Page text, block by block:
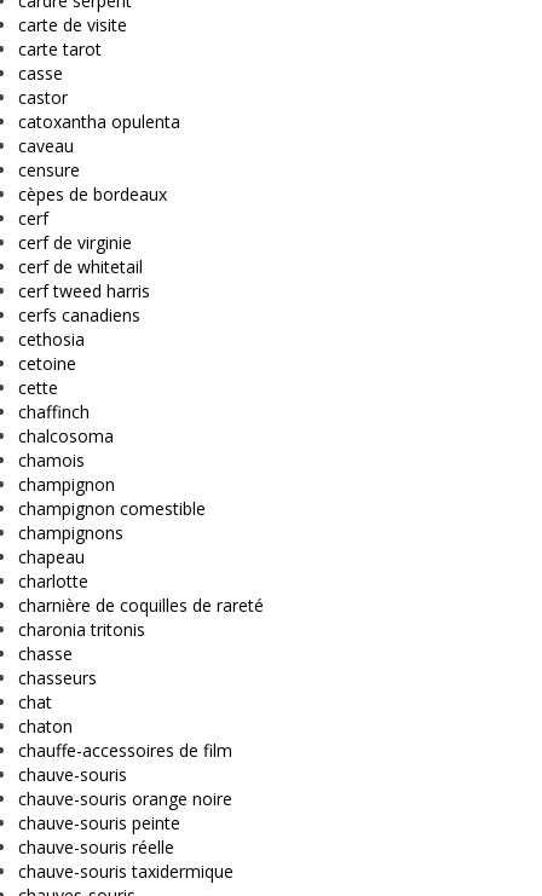
carte de visite
carte tarot
casse
castor
catoxantha opulenta
caveau
censure
cèpes de bordeaux
cerf
cerf de virginie
cerf de whitetail
cerf tweed harris
cerfs canadiens
cethosia
cetoine
cette
chaffinch
chalcosoma
chamois
champignon
champignon comestible
champignons
chapeau
charlotte
charnière de coquilles de rareté
charonia tritonis
chasse
chasseurs
chat
chaton
chauffe-accessoires de film
chauve-souris
chauve-souris orange noire
chauve-souris peinte
chauve-souris réelle
chauve-souris taxidermique